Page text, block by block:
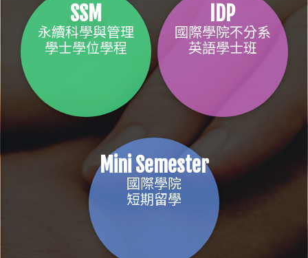
SSM
永續科學與管理
學士學位學程
IDP
國際學院不分系
英語學士班
Mini Semester
國際學院
短期留學